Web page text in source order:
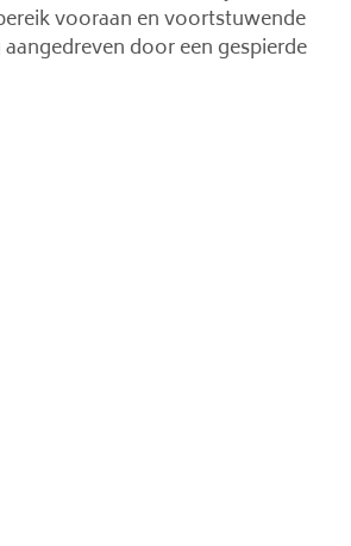
vooraan en voortstuwende
door een gespierde